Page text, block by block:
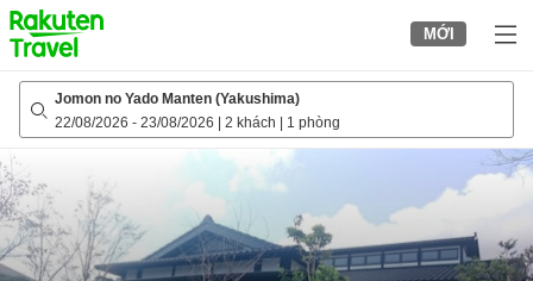
to
top
page
MỚI
Jomon no Yado Manten (Yakushima)
22/08/2026 - 23/08/2026 2 khách 1 phòng